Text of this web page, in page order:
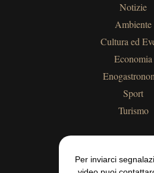
Notizie
Ambiente
Cultura ed
Economia
Sport
Turismo
Per inviarci